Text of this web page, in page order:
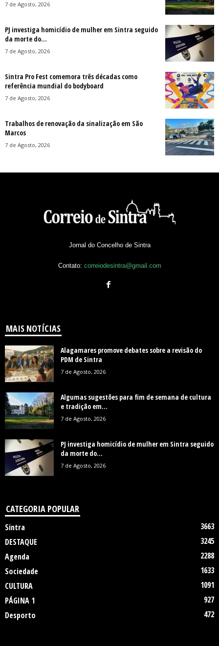
7 de Agosto, 2026
PJ investiga homicídio de mulher em Sintra seguido
da morte do...
7 de Agosto, 2026
Sintra Pro Fest comemora três décadas como
referência mundial do bodyboard
7 de Agosto, 2026
Trabalhos de renovação da sinalização em São
Marcos
7 de Agosto, 2026
Jornal do Concelho de Sintra
Contato: correiodesintra@gmail.com
MAIS NOTÍCIAS
Alagamares promove debates sobre a revisão do
PDM de Sintra
7 de Agosto, 2026
Algumas sugestões para fim de semana de cultura
e tradição em...
7 de Agosto, 2026
PJ investiga homicídio de mulher em Sintra seguido
da morte do...
7 de Agosto, 2026
CATEGORIA POPULAR
Sintra
3663
DESTAQUE
3245
Agenda
2288
Sociedade
1633
CULTURA
1091
PÁGINA 1
927
Desporto
472